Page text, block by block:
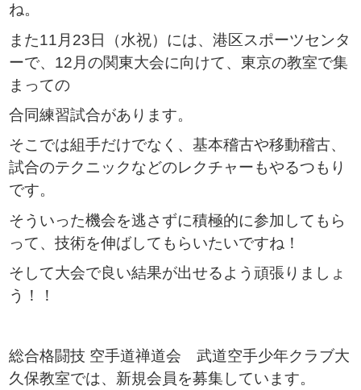
ね。
また11月23日（水祝）には、港区スポーツセンタ
ーで、12月の関東大会に向けて、東京の教室で集
まっての
合同練習試合があります。
そこでは組手だけでなく、基本稽古や移動稽古、
試合のテクニックなどのレクチャーもやるつもり
です。
そういった機会を逃さずに積極的に参加してもら
って、技術を伸ばしてもらいたいですね！
そして大会で良い結果が出せるよう頑張りましょ
う！！
総合格闘技 空手道禅道会 武道空手少年クラブ大
久保教室では、新規会員を募集しています。